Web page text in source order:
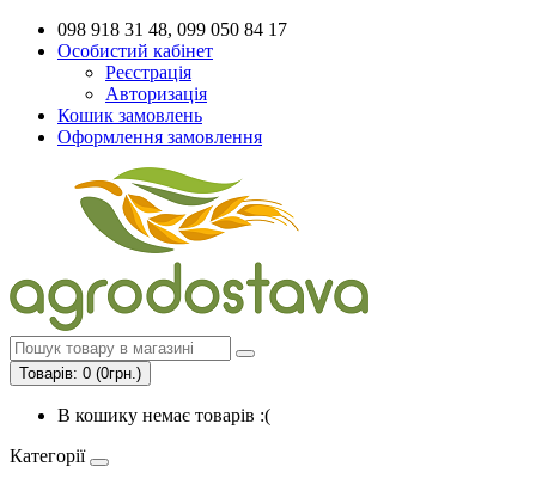
098 918 31 48, 099 050 84 17
Особистий кабінет
Реєстрація
Авторизація
Кошик замовлень
Оформлення замовлення
Товарів: 0 (0грн.)
В кошику немає товарів :(
Категорії